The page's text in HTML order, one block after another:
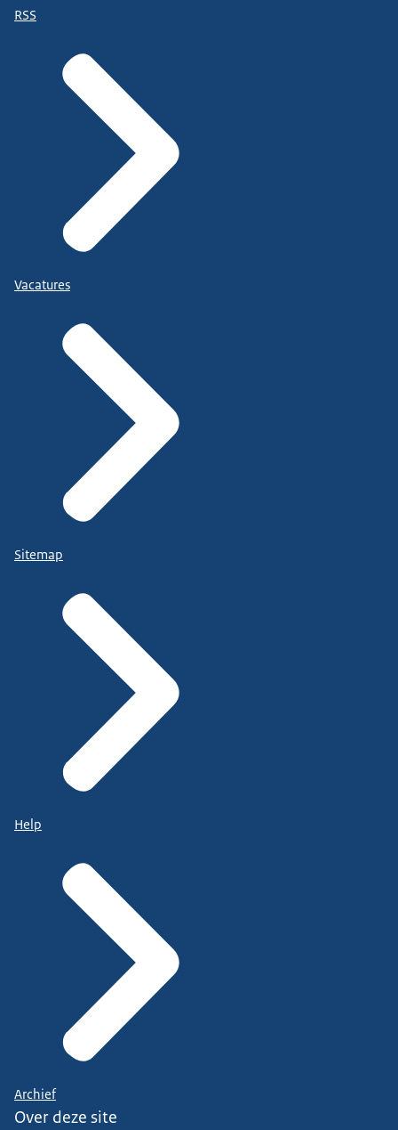
RSS
Vacatures
Sitemap
Help
Archief
Over deze site